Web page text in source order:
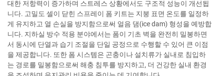
대한 저항력이 증가하며 스트레스 상황에서도 구조적 성능이 개선됩
니다. 고밀도 셀이 닫힌 스프레이 폼 키트는 지붕 표면 온도를 일정하
게 유지하고 열 손실을 방지함으로써 얼음 댐(ice dam) 형성을 예방합
니다. 지하실 방수 적용 분야에서는 폼이 기초 벽을 완전히 밀봉하면
서 동시에 단열과 습기 조절을 단일 공정으로 수행할 수 있어 큰 이점
을 제공합니다. 또한 폼 시스템은 곤충이나 설치류가 실내로 침입하
는 경로를 밀봉함으로써 해충 침투를 방지하고, 더 건강한 실내 환경